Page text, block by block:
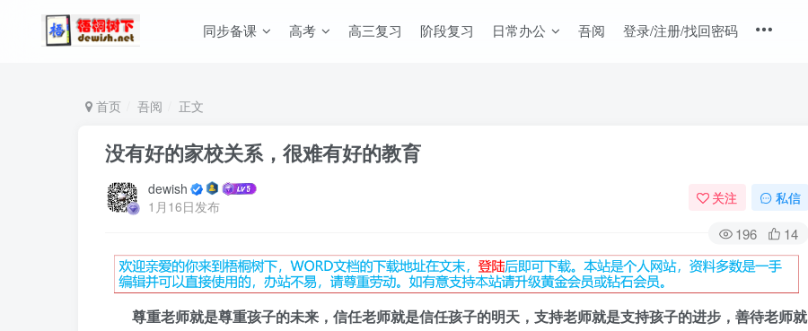
同步备课 高考 高三复习 阶段复习 日常办公 吾阅 登录/注册/找回密码
首页 吾阅 正文
没有好的家校关系，很难有好的教育
dewish
1月16日发布
关注 私信
196 14
尊重老师就是尊重孩子的未来，信任老师就是信任孩子的明天，支持老师就是支持孩子的进步，善待老师就